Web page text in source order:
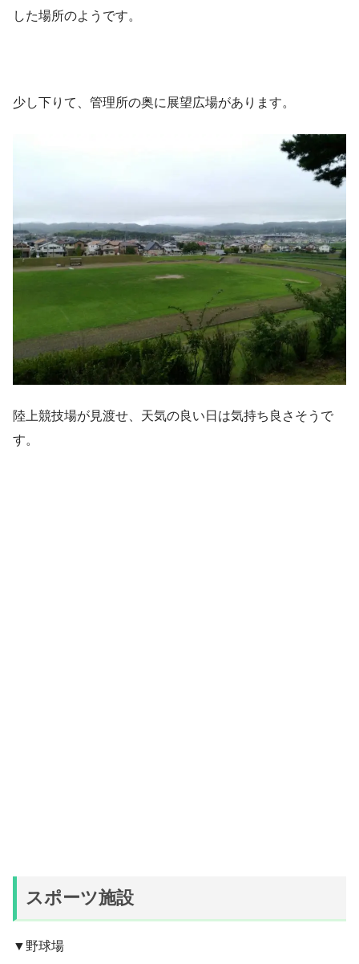
した場所のようです。
少し下りて、管理所の奥に展望広場があります。
陸上競技場が見渡せ、天気の良い日は気持ち良さそうで
す。
スポーツ施設
▼野球場